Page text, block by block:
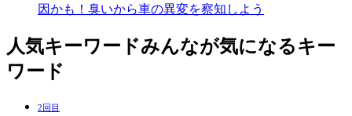
因かも！臭いから車の異変を察知しよう
人気キーワードみんなが気になるキー
ワード
2回目